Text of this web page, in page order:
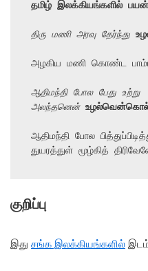
தமிழ் இலக்கியங்களில்
திரு மணி அரவு தேர்ந்து
அழகிய மணி கொண்ட
ஆதிமந்தி போல பேது உற்று
அலந்தனென்
ஆதிமந்தி போல
துயரத்துள் மூழ்கித்
குறிப்பு
இது சங்க இலக்கியங்களில்